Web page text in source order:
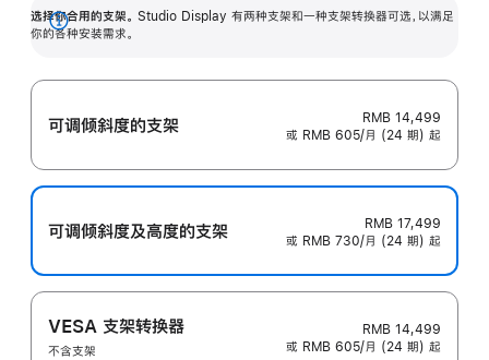
选择你合用的支架。 Studio Display 有两种支架和一种支架转换器可选，以满足
你的各种安装需求。
展
可调倾斜度的支架
RMB 14,499
或 RMB 605/月 (24 期) 起
可调倾斜度及高‍度的支‍架
RMB 17,499
或 RMB 730/月 (24 期) 起
VESA 支架转换器
不含支架
RMB 14,499
或 RMB 605/月 (24 期) 起